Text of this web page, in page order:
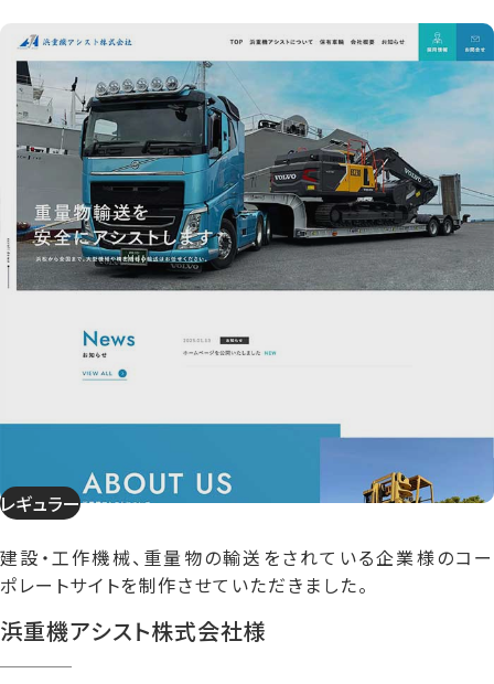
レギュラー
建設・工作機械、重量物の輸送をされている企業様のコー
ポレートサイトを制作させていただきました。
浜重機アシスト株式会社様